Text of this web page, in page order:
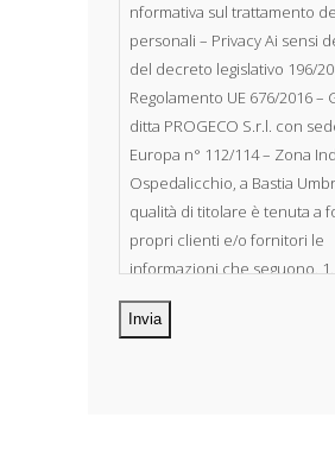
nformativa sul trattamento
personali – Privacy Ai sensi
del decreto legislativo 196/
Regolamento UE 676/2016 –
ditta PROGECO S.r.l. con
Europa n° 112/114 – Zona
Ospedalicchio, a Bastia
qualità di titolare è tenuta a
propri clienti e/o fornitori le
informazioni che seguono.
dei dati personali
oggetto di trattamento i Suoi